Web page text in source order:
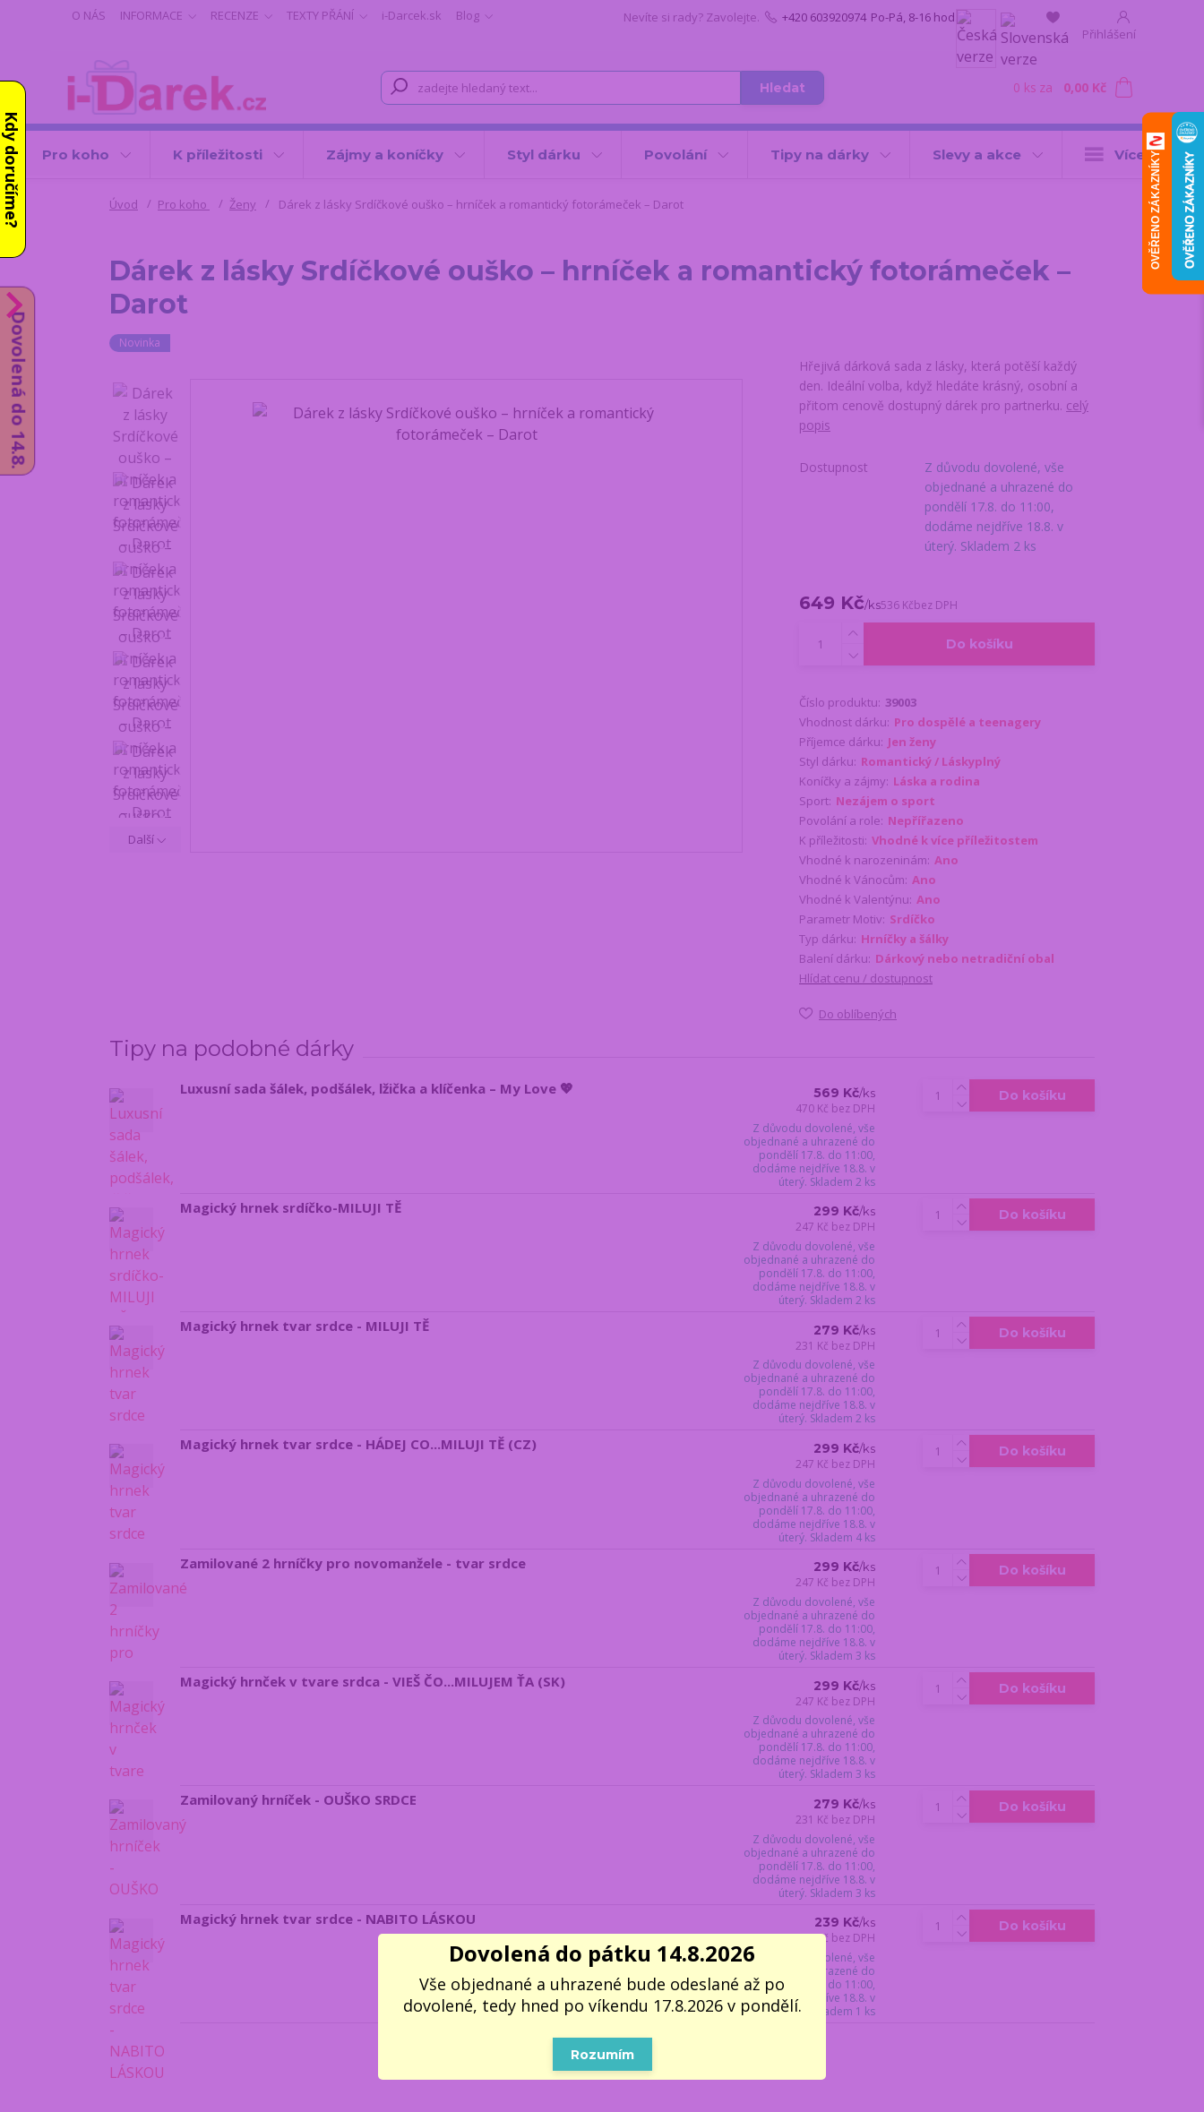
O NÁS INFORMACE RECENZE TEXTY PŘÁNÍ i-Darcek.sk
Blog
Přihlášení
Hledat
Nevíte si rady? Zavolejte. +420 603920974 Po-Pá, 8-16 hod.
0 ks za 0,00 Kč
Pro koho K příležitosti Zájmy a koníčky Styl dárku Povolání Tipy na dárky Slevy a akce Více
Úvod Pro koho Ženy Dárek z lásky Srdíčkové ouško – hrníček a romantický fotorámeček – Darot
Dárek z lásky Srdíčkové ouško – hrníček a romantický fotorámeček –
Darot
Novinka
Další
Hřejivá dárková sada z lásky, která potěší každý
den. Ideální volba, když hledáte krásný, osobní a
přitom cenově dostupný dárek pro partnerku. celý
popis
Dostupnost
Z důvodu dovolené, vše
objednané a uhrazené do
pondělí 17.8. do 11:00,
dodáme nejdříve 18.8. v
úterý. Skladem 2 ks
649 Kč/ks536 Kčbez DPH
Do košíku
Číslo produktu: 39003
Vhodnost dárku: Pro dospělé a teenagery
Příjemce dárku: Jen ženy
Styl dárku: Romantický / Láskyplný
Koníčky a zájmy: Láska a rodina
Sport: Nezájem o sport
Povolání a role: Nepřířazeno
K příležitosti: Vhodné k více příležitostem
Vhodné k narozeninám: Ano
Vhodné k Vánocům: Ano
Vhodné k Valentýnu: Ano
Parametr Motiv: Srdíčko
Typ dárku: Hrníčky a šálky
Balení dárku: Dárkový nebo netradiční obal
Hlídat cenu / dostupnost
Do oblíbených
Tipy na podobné dárky
Luxusní sada šálek, podšálek, lžička a klíčenka – My Love 💖 569 Kč/ks
470 Kč bez DPH
Z důvodu dovolené, vše
objednané a uhrazené do
pondělí 17.8. do 11:00,
dodáme nejdříve 18.8. v
úterý. Skladem 2 ks
Do košíku
Magický hrnek srdíčko-MILUJI TĚ 299 Kč/ks
247 Kč bez DPH
Z důvodu dovolené, vše
objednané a uhrazené do
pondělí 17.8. do 11:00,
dodáme nejdříve 18.8. v
úterý. Skladem 2 ks
Do košíku
Magický hrnek tvar srdce - MILUJI TĚ 279 Kč/ks
231 Kč bez DPH
Z důvodu dovolené, vše
objednané a uhrazené do
pondělí 17.8. do 11:00,
dodáme nejdříve 18.8. v
úterý. Skladem 2 ks
Do košíku
Magický hrnek tvar srdce - HÁDEJ CO...MILUJI TĚ (CZ) 299 Kč/ks
247 Kč bez DPH
Z důvodu dovolené, vše
objednané a uhrazené do
pondělí 17.8. do 11:00,
dodáme nejdříve 18.8. v
úterý. Skladem 4 ks
Do košíku
Zamilované 2 hrníčky pro novomanžele - tvar srdce 299 Kč/ks
247 Kč bez DPH
Z důvodu dovolené, vše
objednané a uhrazené do
pondělí 17.8. do 11:00,
dodáme nejdříve 18.8. v
úterý. Skladem 3 ks
Do košíku
Magický hrnček v tvare srdca - VIEŠ ČO...MILUJEM ŤA (SK) 299 Kč/ks
247 Kč bez DPH
Z důvodu dovolené, vše
objednané a uhrazené do
pondělí 17.8. do 11:00,
dodáme nejdříve 18.8. v
úterý. Skladem 3 ks
Do košíku
Zamilovaný hrníček - OUŠKO SRDCE 279 Kč/ks
231 Kč bez DPH
Z důvodu dovolené, vše
objednané a uhrazené do
pondělí 17.8. do 11:00,
dodáme nejdříve 18.8. v
úterý. Skladem 3 ks
Do košíku
Magický hrnek tvar srdce - NABITO LÁSKOU 239 Kč/ks
198 Kč bez DPH
Z důvodu dovolené, vše
objednané a uhrazené do
pondělí 17.8. do 11:00,
dodáme nejdříve 18.8. v
úterý. Skladem 1 ks
Do košíku
Dovolená do pátku 14.8.2026
Vše objednané a uhrazené bude odeslané až po
dovolené, tedy hned po víkendu 17.8.2026 v pondělí.
Rozumím
Dovolená do 14.8.
Kdy doručíme? OVĚŘENO ZÁKAZNÍKY